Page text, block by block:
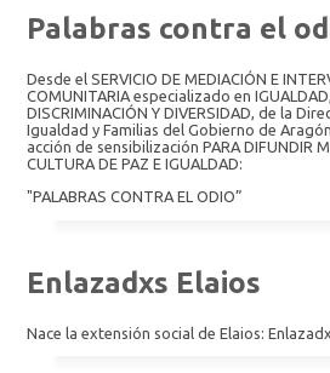
Palabras contra el
Desde el SERVICIO DE MEDIACIÓN E
COMUNITARIA especializado en
DISCRIMINACIÓN Y DIVERSIDAD, de la
Igualdad y Familias del Gobierno de
acción de sensibilización PARA DIFUNDIR
CULTURA DE PAZ E IGUALDAD:
"PALABRAS CONTRA EL ODIO”
Enlazadxs Elaios
Nace la extensión social de Elaios: